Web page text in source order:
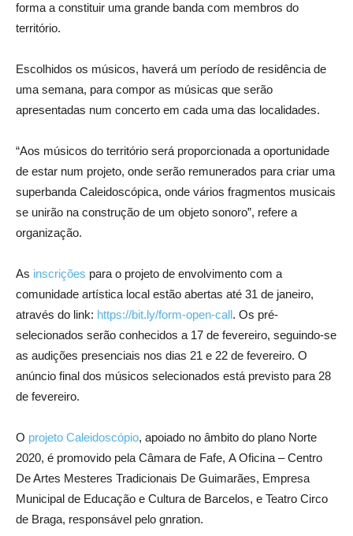
forma a constituir uma grande banda com membros do
território.
Escolhidos os músicos, haverá um período de residência de
uma semana, para compor as músicas que serão
apresentadas num concerto em cada uma das localidades.
“Aos músicos do território será proporcionada a oportunidade
de estar num projeto, onde serão remunerados para criar uma
superbanda Caleidoscópica, onde vários fragmentos musicais
se unirão na construção de um objeto sonoro”, refere a
organização.
As inscrições para o projeto de envolvimento com a
comunidade artística local estão abertas até 31 de janeiro,
através do link: https://bit.ly/form-open-call. Os pré-
selecionados serão conhecidos a 17 de fevereiro, seguindo-se
as audições presenciais nos dias 21 e 22 de fevereiro. O
anúncio final dos músicos selecionados está previsto para 28
de fevereiro.
O projeto Caleidoscópio, apoiado no âmbito do plano Norte
2020, é promovido pela Câmara de Fafe, A Oficina – Centro
De Artes Mesteres Tradicionais De Guimarães, Empresa
Municipal de Educação e Cultura de Barcelos, e Teatro Circo
de Braga, responsável pelo gnration.